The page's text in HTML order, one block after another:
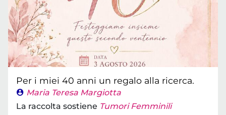
Per i miei 40 anni un regalo alla ricerca.
Maria Teresa Margiotta
La raccolta sostiene Tumori Femminili